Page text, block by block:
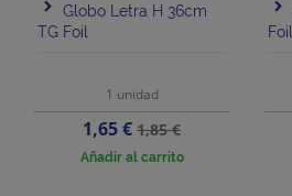
Globo Letra H 36cm
TG Foil
1 unidad
Precio
1,65 €Precio
base
1,85 €
Añadir al carrito
Foil